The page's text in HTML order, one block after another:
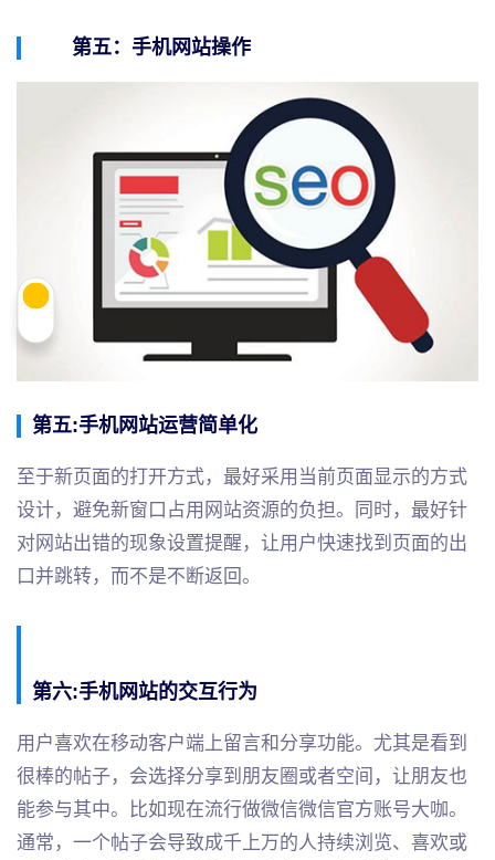
第五：手机网站操作
第五:手机网站运营简单化
至于新页面的打开方式，最好采用当前页面显示的方式
设计，避免新窗口占用网站资源的负担。同时，最好针
对网站出错的现象设置提醒，让用户快速找到页面的出
口并跳转，而不是不断返回。
第六:手机网站的交互行为
用户喜欢在移动客户端上留言和分享功能。尤其是看到
很棒的帖子，会选择分享到朋友圈或者空间，让朋友也
能参与其中。比如现在流行做微信微信官方账号大咖。
通常，一个帖子会导致成千上万的人持续浏览、喜欢或